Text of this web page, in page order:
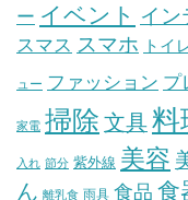
ー イベント イン
スマス スマホ トイ
ュー ファッション プ
家電 掃除 文具料
入れ 節分 紫外線 美容
ん 離乳食 雨具 食品 食